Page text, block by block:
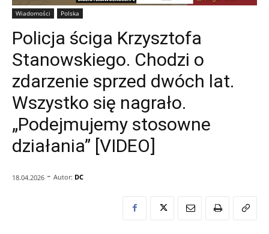
Wiadomości Polska
Policja ściga Krzysztofa
Stanowskiego. Chodzi o
zdarzenie sprzed dwóch lat.
Wszystko się nagrało.
„Podejmujemy stosowne
działania” [VIDEO]
18.04.2026 - Autor: DC